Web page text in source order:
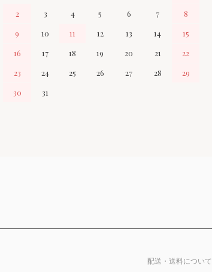
2
3 4 5 6 7
8
9
10 11 12 13 14
15
16
17 18 19 20 21
22
23
24 25 26 27 28
29
30
31
配送・送料について